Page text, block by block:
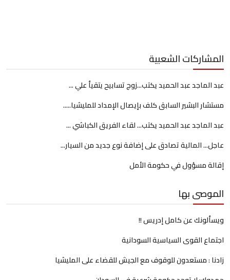
المشاركات الشعبية
عبد الماجد عبد الحميد يكتب...زوج تسابيح يتقيأ علي ...
مستشار البشير السابق كلف بإيصال الإمداد للمليشيا.....
عبد الماجد عبد الحميد يكتب... لقاء الفريق الكباشي ...
عاجل... المالية تصادق على إضافة نوع جديد من السيار...
إقالة مسؤول في حكومة الأمل
الموصى بها
ويسألونك عن كامل إدريس !!
اجتماع القوى السياسية السودانية
زادنا : مستعدون للوقوف مع الجيش للقضاء على المليشيا